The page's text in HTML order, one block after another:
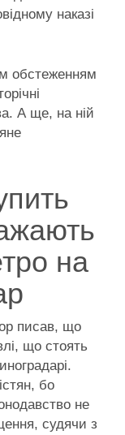
наказі
обстеженням
А ще, на ній
на
писав, що
що стоять
бо
не
судячи з